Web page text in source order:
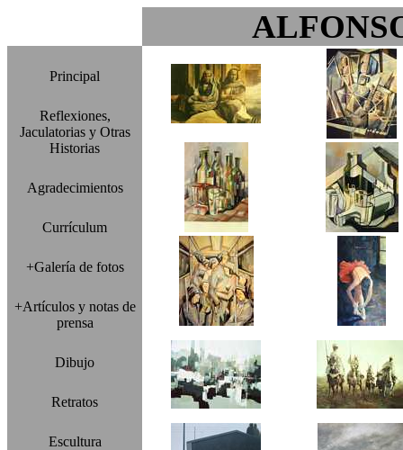
Principal
Reflexiones,
Jaculatorias y Otras
Historias
Agradecimientos
Currículum
+Galería de fotos
+Artículos y notas de
prensa
Dibujo
Retratos
Escultura